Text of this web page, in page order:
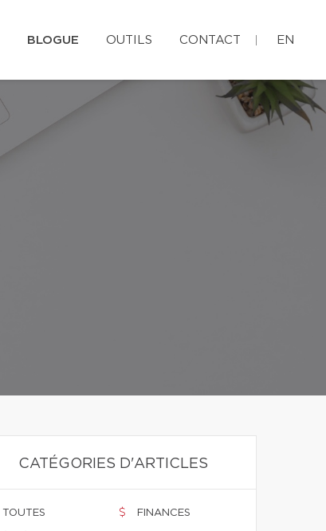
BLOGUE OUTILS CONTACT EN
CATÉGORIES D'ARTICLES
TOUTES FINANCES